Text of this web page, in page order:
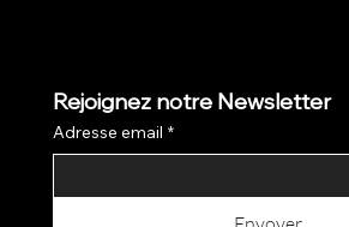
Rejoignez notre Newsletter
Adresse email *